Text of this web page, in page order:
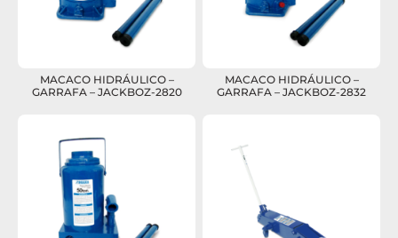
MACACO HIDRÁULICO –
GARRAFA – JACKBOZ-2820
MACACO HIDRÁULICO –
GARRAFA – JACKBOZ-2832